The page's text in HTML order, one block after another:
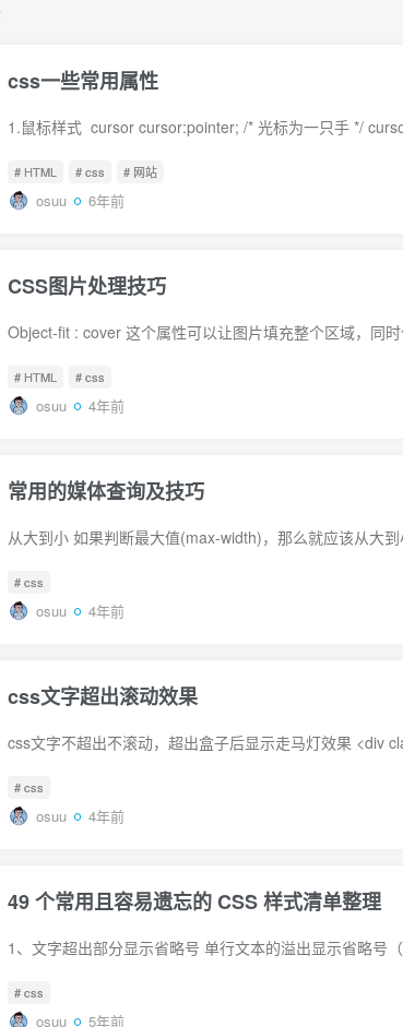
css一些常用属性
# HTML # css # 网站
osuu 6年前
CSS图片处理技巧
# HTML # css
osuu 4年前
常用的媒体查询及技巧
# css
osuu 4年前
css文字超出滚动效果
# css
osuu 4年前
49 个常用且容易遗忘的 CSS 样式清单整理
# css
osuu 5年前